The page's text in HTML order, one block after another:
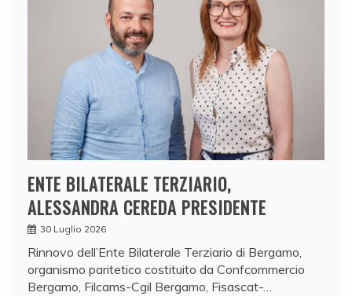
ENTE BILATERALE TERZIARIO,
ALESSANDRA CEREDA PRESIDENTE
30 Luglio 2026
Rinnovo dell’Ente Bilaterale Terziario di Bergamo,
organismo paritetico costituito da Confcommercio
Bergamo, Filcams-Cgil Bergamo, Fisascat-…